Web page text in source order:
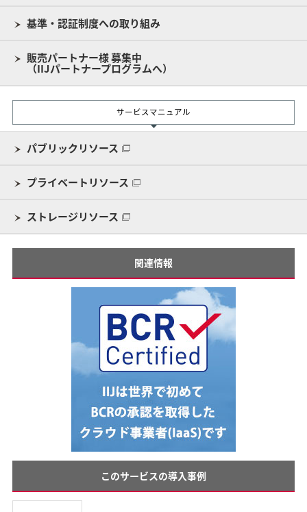
基準・認証制度への取り組み
販売パートナー様 募集中
（IIJパートナープログラムへ）
サービスマニュアル
パブリックリソース
プライベートリソース
ストレージリソース
関連情報
このサービスの導入事例